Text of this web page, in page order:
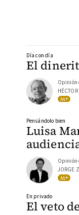
El
Día con día
Opinión
Luisa
Pensándolo bien
Opinión
JORGE
El veto
En privado